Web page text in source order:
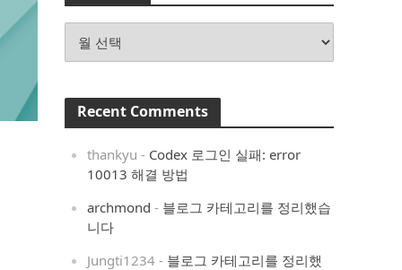
Recent Comments
thankyu - Codex 로그인 실패: error
10013 해결 방법
archmond - 블로그 카테고리를 정리했습
니다
Jungti1234 - 블로그 카테고리를 정리했